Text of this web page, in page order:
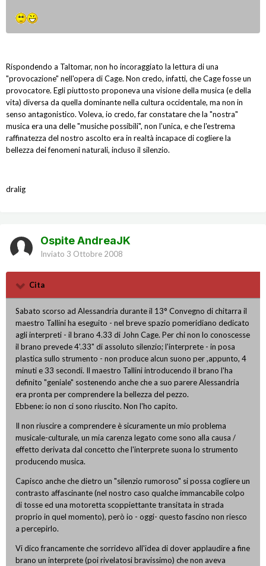
Rispondendo a Taltomar, non ho incoraggiato la lettura di una
"provocazione" nell'opera di Cage. Non credo, infatti, che Cage fosse un
provocatore. Egli piuttosto proponeva una visione della musica (e della
vita) diversa da quella dominante nella cultura occidentale, ma non in
senso antagonistico. Voleva, io credo, far constatare che la "nostra"
musica era una delle "musiche possibili", non l'unica, e che l'estrema
raffinatezza del nostro ascolto era in realtà incapace di cogliere la
bellezza dei fenomeni naturali, incluso il silenzio.
dralig
Ospite AndreaJK
Inviato 3 Ottobre 2008
Cita
Sabato scorso ad Alessandria durante il 13° Convegno di chitarra il
maestro Tallini ha eseguito - nel breve spazio pomeridiano dedicato
agli interpreti - il brano 4.33 di John Cage. Per chi non lo conoscesse
il brano prevede 4'.33" di assoluto silenzio; l'interprete - in posa
plastica sullo strumento - non produce alcun suono per ,appunto, 4
minuti e 33 secondi. Il maestro Tallini introducendo il brano l'ha
definito "geniale" sostenendo anche che a suo parere Alessandria
era pronta per comprendere la bellezza del pezzo.
Ebbene: io non ci sono riuscito. Non l'ho capito.
Il non riuscire a comprendere è sicuramente un mio problema
musicale-culturale, un mia carenza legato come sono alla causa /
effetto derivata dal concetto che l'interprete suona lo strumento
producendo musica.
Capisco anche che dietro un "silenzio rumoroso" si possa cogliere un
contrasto affascinante (nel nostro caso qualche immancabile colpo
di tosse ed una motoretta scoppiettante transitata in strada
proprio in quel momento), però io - oggi- questo fascino non riesco
a percepirlo.
Vi dico francamente che sorridevo all'idea di dover applaudire a fine
brano un interprete (poi rivelatosi bravissimo) che non aveva